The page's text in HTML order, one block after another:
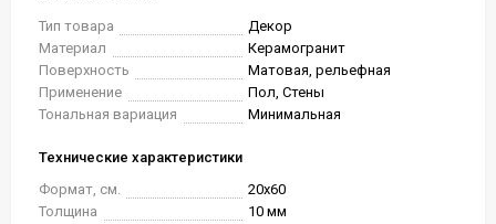
Тип товара
Декор
Материал
Керамогранит
Поверхность
Матовая, рельефная
Применение
Пол, Стены
Тональная вариация
Минимальная
Технические характеристики
Формат, см.
20x60
Толщина
10 мм